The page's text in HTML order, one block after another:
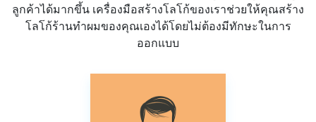
ลูกค้าได้มากขึ้น เครื่องมือสร้างโลโก้ของเราช่วยให้คุณสร้าง
โลโก้ร้านทำผมของคุณเองได้โดยไม่ต้องมีทักษะในการ
ออกแบบ